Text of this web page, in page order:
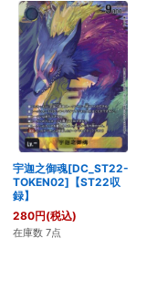
宇迦之御魂[DC_ST22-
TOKEN02]【ST22収
録】
280円(税込)
在庫数 7点